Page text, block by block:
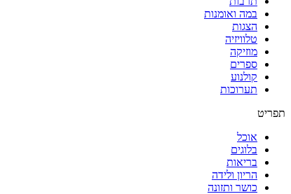
במה ואומנות
הצגות
טלוויזיה
מוזיקה
ספרים
קולנוע
תערוכות
תפריט
אוכל
בלוגים
בריאות
הריון ולידה
כושר ותזונה